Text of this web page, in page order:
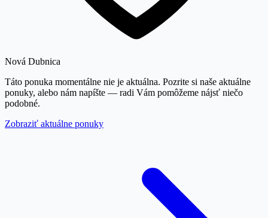
Nová Dubnica
Táto ponuka momentálne nie je aktuálna. Pozrite si naše aktuálne
ponuky, alebo nám napíšte — radi Vám pomôžeme nájsť niečo
podobné.
Zobraziť aktuálne ponuky